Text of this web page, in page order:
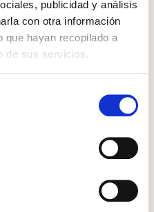
publicidad y análisis
con otra información
que hayan recopilado a
de sus servicios.
duran el tiempo que el usuario
el terminal del usuario, por un
de las preferencias elegidas